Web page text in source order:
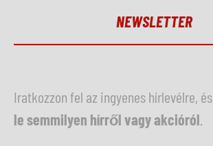
NEWSLETTER
Iratkozzon fel az ingyenes hírlevélre, és
le semmilyen hírről vagy akcióról